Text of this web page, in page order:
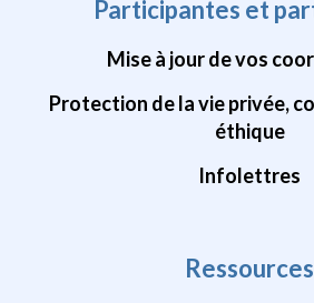
Participantes et
Mise à jour de vos
Protection de la vie privée,
éthique
Infolettres
Ressources